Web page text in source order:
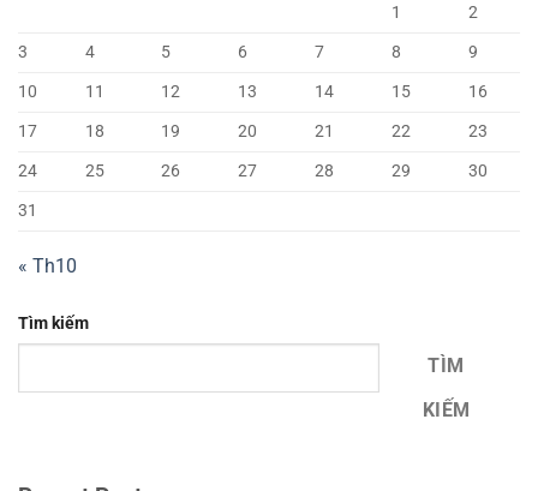
1
2
3
4 5 6 7 8
9
10
11 12 13 14 15
16
17
18 19 20 21 22
23
24
25 26 27 28 29
30
31
« Th10
Tìm kiếm
TÌM
KIẾM